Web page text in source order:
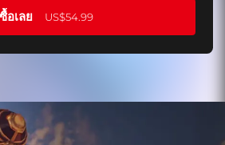
ซื้อเลย US$54.99